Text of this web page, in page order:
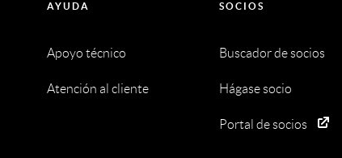
AYUDA
Apoyo técnico
Atención al cliente
SOCIOS
Buscador de socios
Hágase socio
Portal de socios